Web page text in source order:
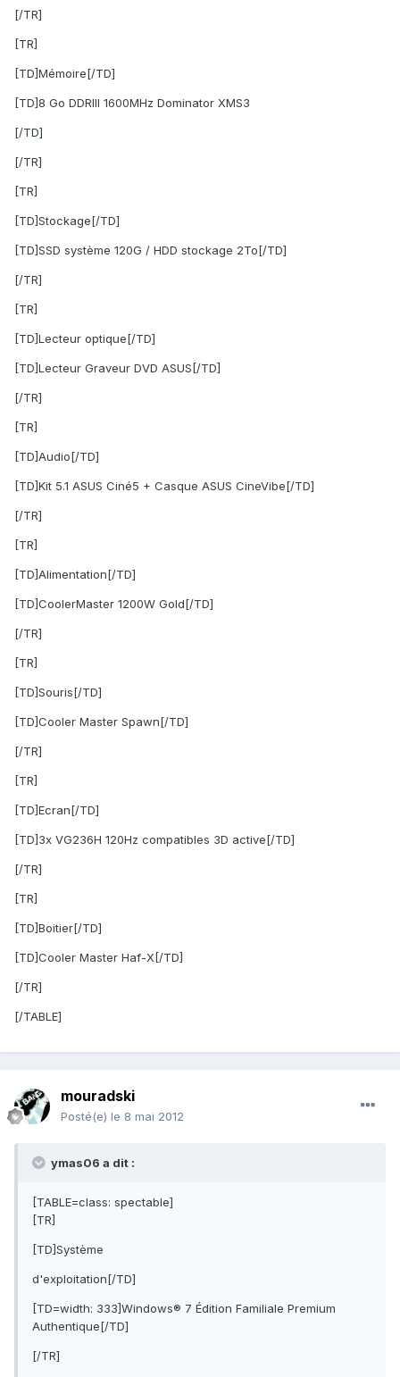
[/TR]
[TR]
[TD]Mémoire[/TD]
[TD]8 Go DDRIII 1600MHz Dominator XMS3
[/TD]
[/TR]
[TR]
[TD]Stockage[/TD]
[TD]SSD système 120G / HDD stockage 2To[/TD]
[/TR]
[TR]
[TD]Lecteur optique[/TD]
[TD]Lecteur Graveur DVD ASUS[/TD]
[/TR]
[TR]
[TD]Audio[/TD]
[TD]Kit 5.1 ASUS Ciné5 + Casque ASUS CineVibe[/TD]
[/TR]
[TR]
[TD]Alimentation[/TD]
[TD]CoolerMaster 1200W Gold[/TD]
[/TR]
[TR]
[TD]Souris[/TD]
[TD]Cooler Master Spawn[/TD]
[/TR]
[TR]
[TD]Ecran[/TD]
[TD]3x VG236H 120Hz compatibles 3D active[/TD]
[/TR]
[TR]
[TD]Boitier[/TD]
[TD]Cooler Master Haf-X[/TD]
[/TR]
[/TABLE]
mouradski
Posté(e) le 8 mai 2012
ymas06 a dit :
[TABLE=class: spectable]
[TR]
[TD]Système
d'exploitation[/TD]
[TD=width: 333]Windows® 7 Édition Familiale Premium
Authentique[/TD]
[/TR]